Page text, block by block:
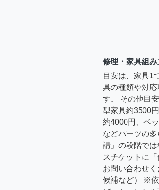
修理・家具組み
目安は、家具1
具の種類や対
す。 その他目
型家具約3500
約4000円、ベ
などパーツの
請」の段階で
スチケットに
お問い合わせ
候補など） ※